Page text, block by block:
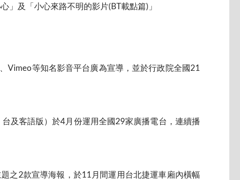
」及「小心來路不明的影片(BT載點篇)」
Vimeo等知名影音平台廣為宣導，並於行政院全國21
及客語版）於4月份運用全國29家廣播電台，連續播
之2款宣導海報，於11月間運用台北捷運車廂內橫幅